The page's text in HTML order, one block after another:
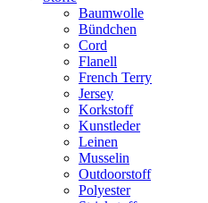
Baumwolle
Bündchen
Cord
Flanell
French Terry
Jersey
Korkstoff
Kunstleder
Leinen
Musselin
Outdoorstoff
Polyester